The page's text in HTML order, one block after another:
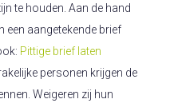
te houden. Aan de hand
een aangetekende brief
Pittige brief laten
personen krijgen de
Weigeren zij hun